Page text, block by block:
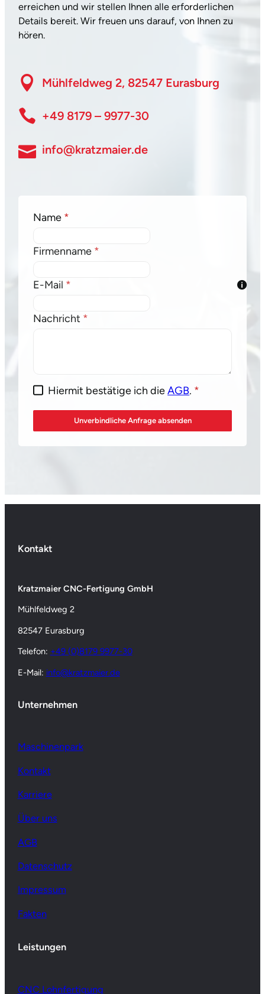
erreichen und wir stellen Ihnen alle erforderlichen
Details bereit. Wir freuen uns darauf, von Ihnen zu
hören.
Mühlfeldweg 2, 82547 Eurasburg
+49 8179 – 9977-30
info@kratzmaier.de
Name *
Firmenname *
E-Mail *
Nachricht *
Hiermit bestätige ich dieAGB. *
Unverbindliche Anfrage absenden
Kontakt
Kratzmaier CNC-Fertigung GmbH
Mühlfeldweg 2
82547 Eurasburg
Telefon: +49 (0)8179 9977-30
E-Mail: info@kratzmaier.de
Unternehmen
Maschinenpark
Kontakt
Karriere
Über uns
AGB
Datenschutz
Impressum
Fakten
Leistungen
CNC Lohnfertigung